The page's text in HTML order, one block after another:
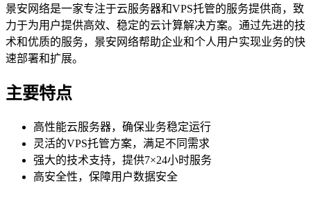
景安网络是一家专注于云服务器和VPS托管的服务提供商，致
力于为用户提供高效、稳定的云计算解决方案。通过先进的技
术和优质的服务，景安网络帮助企业和个人用户实现业务的快
速部署和扩展。
主要特点
高性能云服务器，确保业务稳定运行
灵活的VPS托管方案，满足不同需求
强大的技术支持，提供7×24小时服务
高安全性，保障用户数据安全